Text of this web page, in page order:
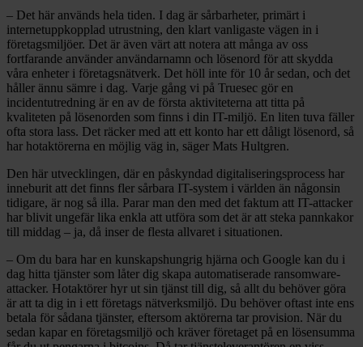
– Det här används hela tiden. I dag är sårbarheter, primärt i
internetuppkopplad utrustning, den klart vanligaste vägen in i
företagsmiljöer. Det är även värt att notera att många av oss
fortfarande använder användarnamn och lösenord för att skydda
våra enheter i företagsnätverk. Det höll inte för 10 år sedan, och det
håller ännu sämre i dag. Varje gång vi på Truesec gör en
incidentutredning är en av de första aktiviteterna att titta på
kvaliteten på lösenorden som finns i din IT-miljö. En liten tuva fäller
ofta stora lass. Det räcker med att ett konto har ett dåligt lösenord, så
har hotaktörerna en möjlig väg in, säger Mats Hultgren.
Den här utvecklingen, där en påskyndad digitaliseringsprocess har
inneburit att det finns fler sårbara IT-system i världen än någonsin
tidigare, är nog så illa. Parar man den med det faktum att IT-attacker
har blivit ungefär lika enkla att utföra som det är att steka pannkakor
till middag – ja, då inser de flesta allvaret i situationen.
– Om du bara har en kunskapshungrig hjärna och Google kan du i
dag hitta tjänster som låter dig skapa automatiserade ransomware-
attacker. Hotaktörer hyr ut sin tjänst till dig, så allt du behöver göra
är att ta dig in i ett företags nätverksmiljö. Du behöver oftast inte ens
betala för sådana tjänster, eftersom aktörerna tar provision. När du
sedan kapar en företagsmiljö och kräver företaget på en lösensumma